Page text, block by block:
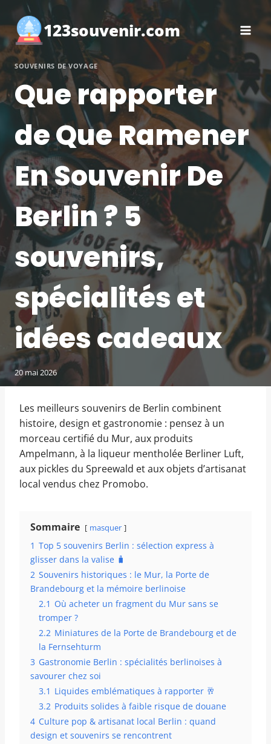
contenu 123souvenir.com
SOUVENIRS DE VOYAGE
Que rapporter
de Que Ramener
En Souvenir De
Berlin ? 5
souvenirs,
spécialités et
idées cadeaux
20 mai 2026
Les meilleurs souvenirs de Berlin combinent
histoire, design et gastronomie : pensez à un
morceau certifié du Mur, aux produits
Ampelmann, à la liqueur mentholée Berliner Luft,
aux pickles du Spreewald et aux objets d’artisanat
local vendus chez Promobo.
Sommaire masquer
1 Top 5 souvenirs Berlin : sélection express à
glisser dans la valise 🧳
2 Souvenirs historiques : le Mur, la Porte de
Brandebourg et la mémoire berlinoise
2.1 Où acheter un fragment du Mur sans se
tromper ?
2.2 Miniatures de la Porte de Brandebourg et de
la Fernsehturm
3 Gastronomie Berlin : spécialités berlinoises à
savourer chez soi
3.1 Liquides emblématiques à rapporter 🥂
3.2 Produits solides à faible risque de douane
4 Culture pop & artisanat local Berlin : quand
design et souvenirs se rencontrent